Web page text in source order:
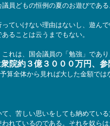
員どもの恒例の夏のお遊びである
ていけない理由はないし、遊ん
ることは云うまでもない。
れは、国会議員の「勉強」であ
衆院約３億３０００万円、
算全体から見れば大した金額で
て、苦しい思いをしても納めてい
れているのである。それを奴ら